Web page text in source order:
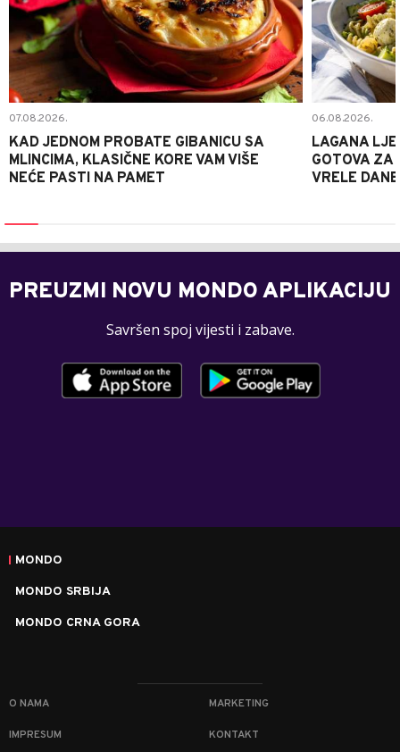
07.08.2026.
KAD JEDNOM PROBATE GIBANICU SA
MLINCIMA, KLASIČNE KORE VAM VIŠE
NEĆE PASTI NA PAMET
06.08.2026.
LAGANA
GOTOVA ZA
VRELE DANE
PREUZMI NOVU MONDO APLIKACIJU
Savršen spoj vijesti i zabave.
MONDO
MONDO SRBIJA
MONDO CRNA GORA
O NAMA MARKETING
IMPRESUM KONTAKT